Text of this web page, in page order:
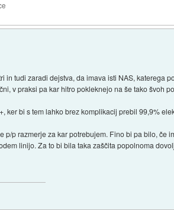
tudi zaradi dejstva, da imava isti NAS, katerega
v praksi pa kar hitro pokleknejo na še tako švoh
ker bi s tem lahko brez komplikacij prebil 99,9%
p razmerje za kar potrebujem. Fino bi pa bilo, če
linijo. Za to bi bila taka zaščita popolnoma